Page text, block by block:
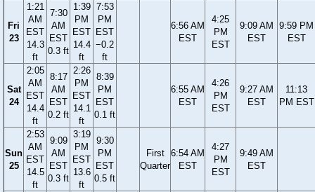
Fri
23
1:21
AM
EST
14.3
ft
7:30
AM
EST
0.3 ft
1:39
PM
EST
14.4
ft
7:53
PM
EST
−0.2
ft
6:56 AM
EST
4:25
PM
EST
9:09 AM
EST
9:59 PM
EST
Sat
24
2:05
AM
EST
14.4
ft
8:17
AM
EST
0.2 ft
2:26
PM
EST
14.1
ft
8:39
PM
EST
0.1 ft
6:55 AM
EST
4:26
PM
EST
9:27 AM
EST
11:13
PM EST
Sun
25
2:53
AM
EST
14.5
ft
9:09
AM
EST
0.3 ft
3:19
PM
EST
13.6
ft
9:30
PM
EST
0.5 ft
First
Quarter
6:54 AM
EST
4:27
PM
EST
9:49 AM
EST